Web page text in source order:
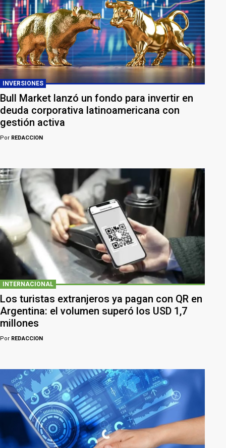
INVERSIONES
Bull Market lanzó un fondo para invertir en
deuda corporativa latinoamericana con
gestión activa
Por REDACCION
INTERNACIONAL
Los turistas extranjeros ya pagan con QR en
Argentina: el volumen superó los USD 1,7
millones
Por REDACCION